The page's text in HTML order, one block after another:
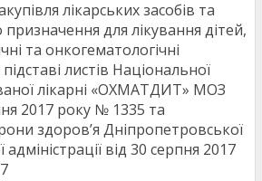
лікарських засобів та
для лікування дітей,
та онкогематологічні
листів Національної
лікарні «ОХМАТДИТ» МОЗ
2017 року № 1335 та
здоров’я Дніпропетровської
від 30 серпня 2017